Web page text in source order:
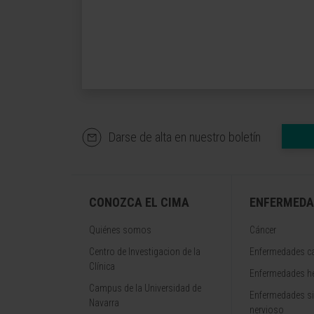
Darse de alta en nuestro boletín
CONOZCA EL CIMA
Quiénes somos
Centro de Investigacion de la
Clínica
Campus de la Universidad de
Navarra
Cáncer
Enfermedades
Enfermedades
Enfermedades
nervioso